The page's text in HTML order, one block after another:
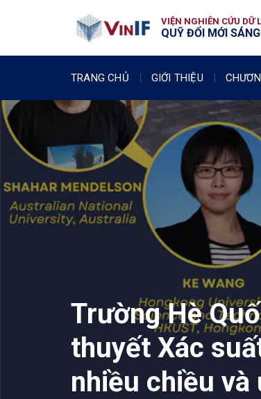
VIỆN NGHIÊN CỨU DỮ
QUỸ ĐỔI MỚI
TRANG CHỦ GIỚI THIỆU
Trường Hè
thuyết Xác
nhiều chiều và